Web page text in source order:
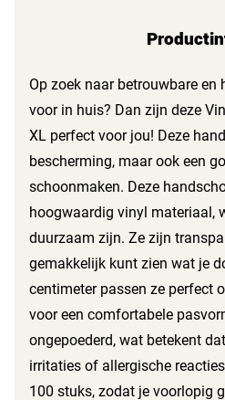
Op zoek naar betrouwbare
voor in huis? Dan zijn deze
XL perfect voor jou! Deze
bescherming, maar ook een
schoonmaken. Deze
hoogwaardig vinyl materiaal,
duurzaam zijn. Ze zijn
gemakkelijk kunt zien wat je
centimeter passen ze perfect
voor een comfortabele
ongepoederd, wat betekent
irritaties of allergische
100 stuks, zodat je voorlopig